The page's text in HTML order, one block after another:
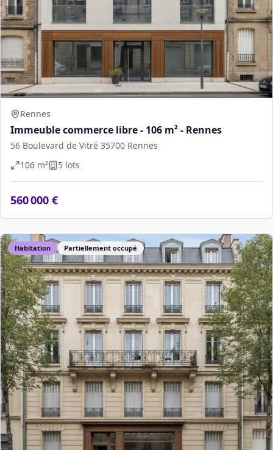
Rennes
Immeuble commerce libre - 106 m² - Rennes
56 Boulevard de Vitré 35700 Rennes
106 m² 5 lots
560 000 €
Habitation Partiellement occupé